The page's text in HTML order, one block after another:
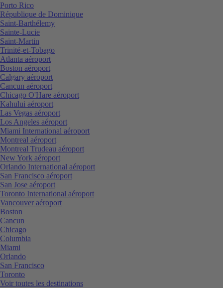
Porto Rico
République de Dominique
Saint-Barthélemy
Sainte-Lucie
Saint-Martin
Trinité-et-Tobago
Atlanta aéroport
Boston aéroport
Calgary aéroport
Cancun aéroport
Chicago O'Hare aéroport
Kahului aéroport
Las Vegas aéroport
Los Angeles aéroport
Miami International aéroport
Montreal aéroport
Montreal Trudeau aéroport
New York aéroport
Orlando International aéroport
San Francisco aéroport
San Jose aéroport
Toronto International aéroport
Vancouver aéroport
Boston
Cancun
Chicago
Columbia
Miami
Orlando
San Francisco
Toronto
Voir toutes les destinations